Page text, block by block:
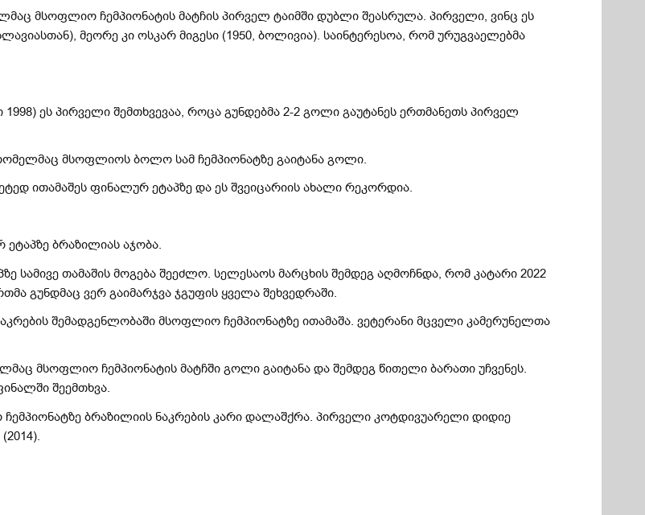
მსოფლიო ჩემპიონატის მატჩის პირველ ტაიმში დუბლი შეასრულა. პირველი, ვინც ეს
მეორე კი ოსკარ მიგესი (1950, ბოლივია). საინტერესოა, რომ ურუგვაელებმა
ეს პირველი შემთხვევაა, როცა გუნდებმა 2-2 გოლი გაუტანეს ერთმანეთს პირველ
მსოფლიოს ბოლო სამ ჩემპიონატზე გაიტანა გოლი.
ითამაშეს ფინალურ ეტაპზე და ეს შვეიცარიის ახალი რეკორდია.
ბრაზილიას აჯობა.
სამივე თამაშის მოგება შეეძლო. სელესაოს მარცხის შემდეგ აღმოჩნდა, რომ კატარი 2022
გუნდმაც ვერ გაიმარჯვა ჯგუფის ყველა შეხვედრაში.
შემადგენლობაში მსოფლიო ჩემპიონატზე ითამაშა. ვეტერანი მცველი კამერუნელთა
მსოფლიო ჩემპიონატის მატჩში გოლი გაიტანა და შემდეგ წითელი ბარათი უჩვენეს.
შეემთხვა.
ბრაზილიის ნაკრების კარი დალაშქრა. პირველი კოტდივუარელი დიდიე